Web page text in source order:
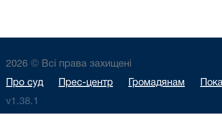
2026 © Всі права захищені
Про суд Прес-центр Громадянам
v1.38.1